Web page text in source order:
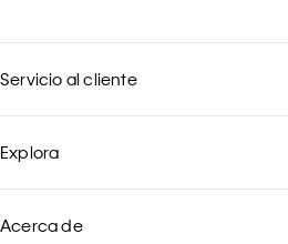
Servicio al cliente
Explora
Acerca de